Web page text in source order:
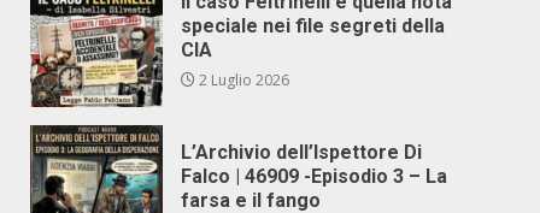
speciale nei file segreti della
CIA
2 Luglio 2026
L’Archivio dell’Ispettore Di
Falco | 46909 -Episodio 3 – La
farsa e il fango